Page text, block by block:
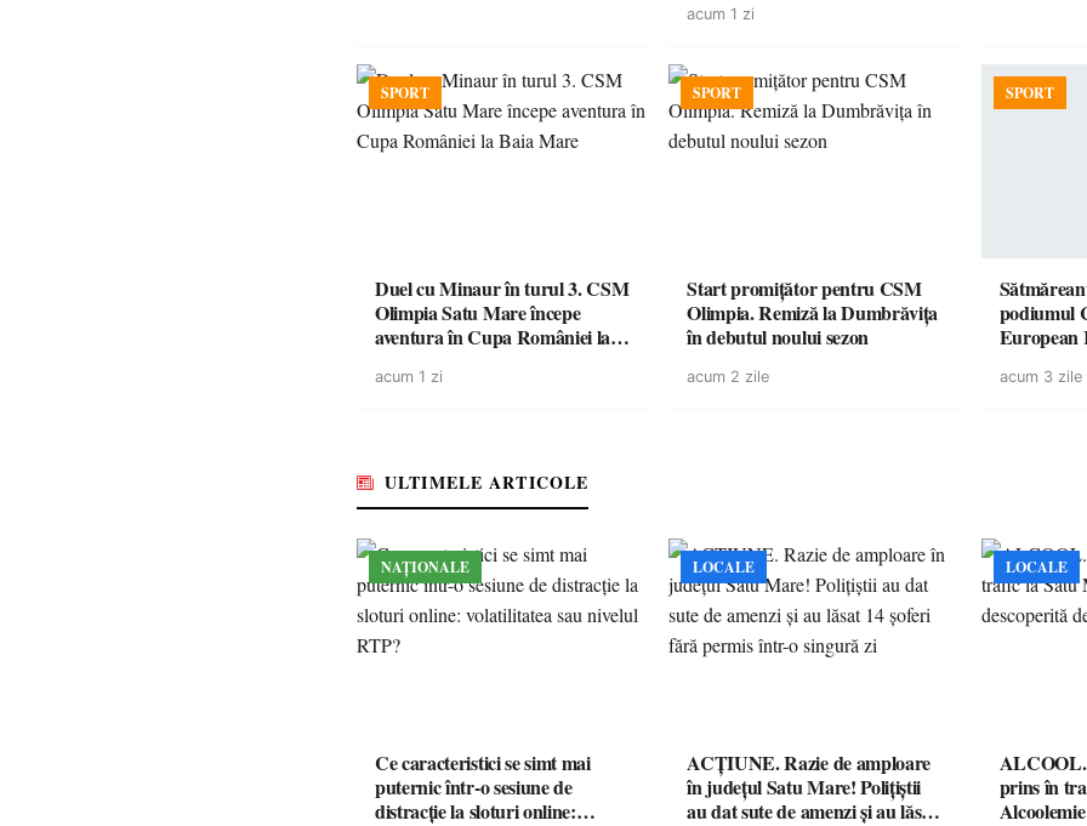
acum 1 zi
SPORT
Duel cu Minaur în turul 3. CSM
Olimpia Satu Mare începe
aventura în Cupa României la
acum 1 zi
SPORT
Start promițător pentru CSM
Olimpia. Remiză la Dumbrăvița
în debutul noului sezon
acum 2 zile
SPORT
podiumul
European
Räikkönen
acum 3 zile
ULTIMELE ARTICOLE
NAȚIONALE
Ce caracteristici se simt mai
puternic într-o sesiune de
distracție la sloturi online:
LOCALE
ACȚIUNE. Razie de amploare
în județul Satu Mare! Polițiștii
au dat sute de amenzi și au lăsat
LOCALE
ALCOOL.
prins în